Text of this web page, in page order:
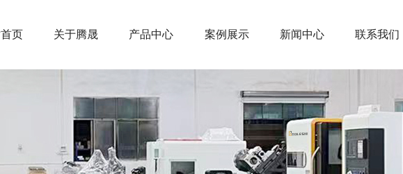
页 关于腾晟 产品中心 案例展示 新闻中心 联系我们